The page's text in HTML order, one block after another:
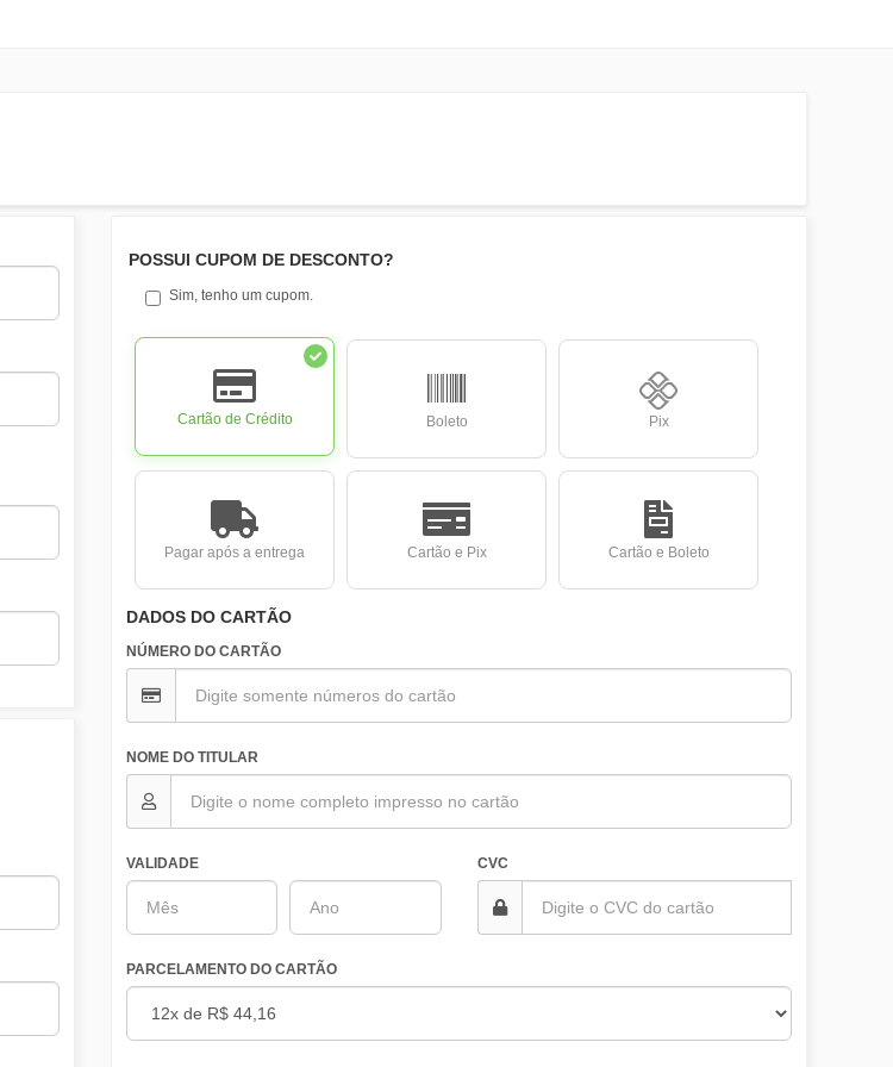
POSSUI CUPOM DE DESCONTO?
Sim, tenho um cupom.
Cartão de Crédito Boleto Pix
Pagar após a entrega Cartão e Pix Cartão e Boleto
DADOS DO CARTÃO
NÚMERO DO CARTÃO
NOME DO TITULAR
VALIDADE CVC
PARCELAMENTO DO CARTÃO